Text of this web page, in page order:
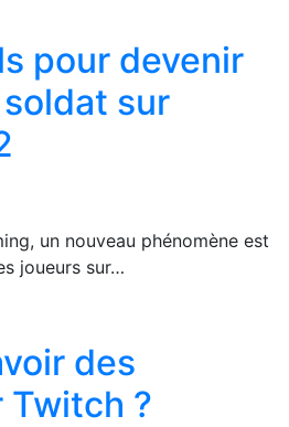
pour devenir
sur
un nouveau phénomène est
joueurs sur…
des
Twitch ?